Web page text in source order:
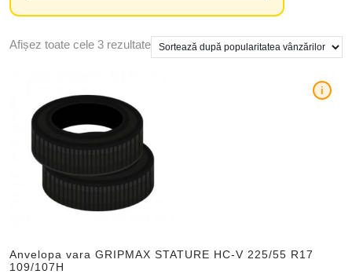
Afișez toate cele 3 rezultate
Anvelopa vara GRIPMAX STATURE HC-V 225/55 R17
109/107H
i